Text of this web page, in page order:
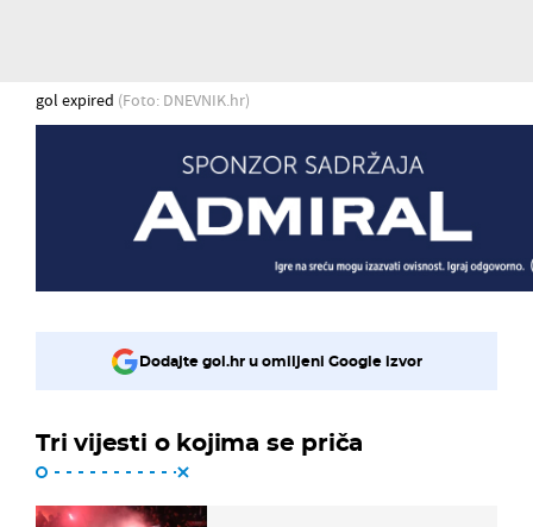
gol expired (Foto: DNEVNIK.hr)
Dodajte gol.hr u omiljeni Google izvor
Tri vijesti o kojima se priča